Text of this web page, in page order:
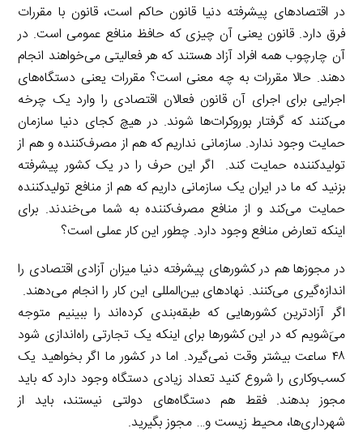
در اقتصادهای پیشرفته دنیا قانون حاکم است، قانون با مقررات
فرق دارد. قانون یعنی آن چیزی که حافظ منافع عمومی است. در
آن چارچوب همه افراد آزاد هستند که هر فعالیتی می‌خواهند انجام
دهند. حالا مقررات به چه معنی است؟ مقررات یعنی دستگاه‌های
اجرایی برای اجرای آن قانون فعالان اقتصادی را وارد یک چرخه
می‌کنند که گرفتار بوروکرات‌ها شوند. در هیچ کجای دنیا سازمان
حمایت وجود ندارد. سازمانی نداریم که هم از مصرف‌کننده و هم از
تولیدکننده حمایت کند. اگر این حرف را در یک کشور پیشرفته
بزنید که ما در ایران یک سازمانی داریم که هم از منافع تولیدکننده
حمایت می‌کند و از منافع مصرف‌کننده به شما می‌خندند. برای
اینکه تعارض منافع وجود دارد. چطور این کار عملی است؟
در مجوزها هم در کشورهای پیشرفته دنیا میزان آزادی اقتصادی را
اندازه‌گیری می‌کنند. نهادهای بین‌المللی این کار را انجام می‌دهند.
اگر آزادترین کشورهایی که طبقه‌بندی کرده‌اند را ببینیم متوجه
می‌َشویم که در این کشورها برای اینکه یک تجارتی راه‌اندازی شود
۴۸ ساعت بیشتر وقت نمی‌گیرد. اما در کشور ما اگر بخواهید یک
کسب‌وکاری را شروع کنید تعداد زیادی دستگاه وجود دارد که باید
مجوز بدهند. فقط هم دستگاه‌های دولتی نیستند، باید از
شهرداری‌ها، محیط زیست و… مجوز بگیرید.